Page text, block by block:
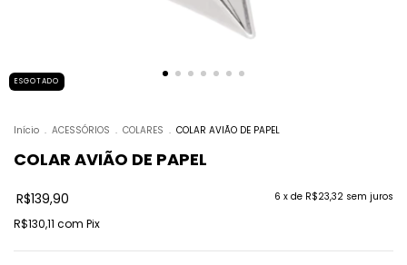
ESGOTADO
Início . ACESSÓRIOS . COLARES . COLAR AVIÃO DE PAPEL
COLAR AVIÃO DE PAPEL
R$139,90 6 x de R$23,32 sem juros
R$130,11 com Pix